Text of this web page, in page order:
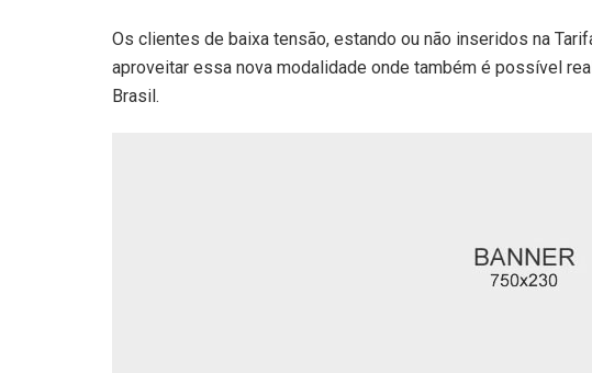
Os clientes de baixa tensão, estando ou não inseridos na
aproveitar essa nova modalidade onde também é possível
Brasil.